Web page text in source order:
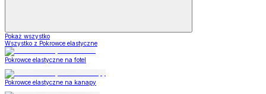
Pokaż wszystko
Wszystko z Pokrowce elastyczne
Pokrowce elastyczne na fotel
Pokrowce elastyczne na kanapy